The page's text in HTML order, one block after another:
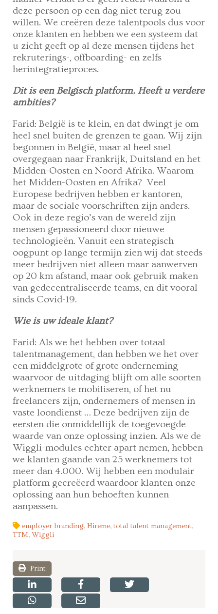
deze persoon op een dag niet terug zou
willen. We creëren deze talentpools dus voor
onze klanten en hebben we een systeem dat
u zicht geeft op al deze mensen tijdens het
rekruterings-, offboarding- en zelfs
herintegratieproces.
Dit is een Belgisch platform. Heeft u verdere
ambities?
Farid: België is te klein, en dat dwingt je om
heel snel buiten de grenzen te gaan. Wij zijn
begonnen in België, maar al heel snel
overgegaan naar Frankrijk, Duitsland en het
Midden-Oosten en Noord-Afrika. Waarom
het Midden-Oosten en Afrika? Veel
Europese bedrijven hebben er kantoren,
maar de sociale voorschriften zijn anders.
Ook in deze regio’s van de wereld zijn
mensen gepassioneerd door nieuwe
technologieën. Vanuit een strategisch
oogpunt op lange termijn zien wij dat steeds
meer bedrijven niet alleen maar aanwerven
op 20 km afstand, maar ook gebruik maken
van gedecentraliseerde teams, en dit vooral
sinds Covid-19.
Wie is uw ideale klant?
Farid: Als we het hebben over totaal
talentmanagement, dan hebben we het over
een middelgrote of grote onderneming
waarvoor de uitdaging blijft om alle soorten
werknemers te mobiliseren, of het nu
freelancers zijn, ondernemers of mensen in
vaste loondienst … Deze bedrijven zijn de
eersten die onmiddellijk de toegevoegde
waarde van onze oplossing inzien. Als we de
Wiggli-modules echter apart nemen, hebben
we klanten gaande van 25 werknemers tot
meer dan 4.000. Wij hebben een modulair
platform gecreëerd waardoor klanten onze
oplossing aan hun behoeften kunnen
aanpassen.
employer branding,Hireme,total talent management,
TTM,Wiggli
Print